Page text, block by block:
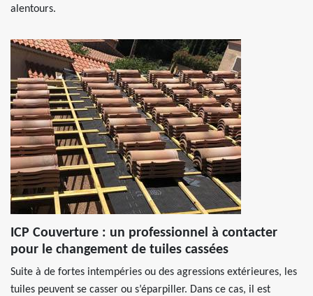
alentours.
ICP Couverture : un professionnel à contacter
pour le changement de tuiles cassées
Suite à de fortes intempéries ou des agressions extérieures, les
tuiles peuvent se casser ou s’éparpiller. Dans ce cas, il est